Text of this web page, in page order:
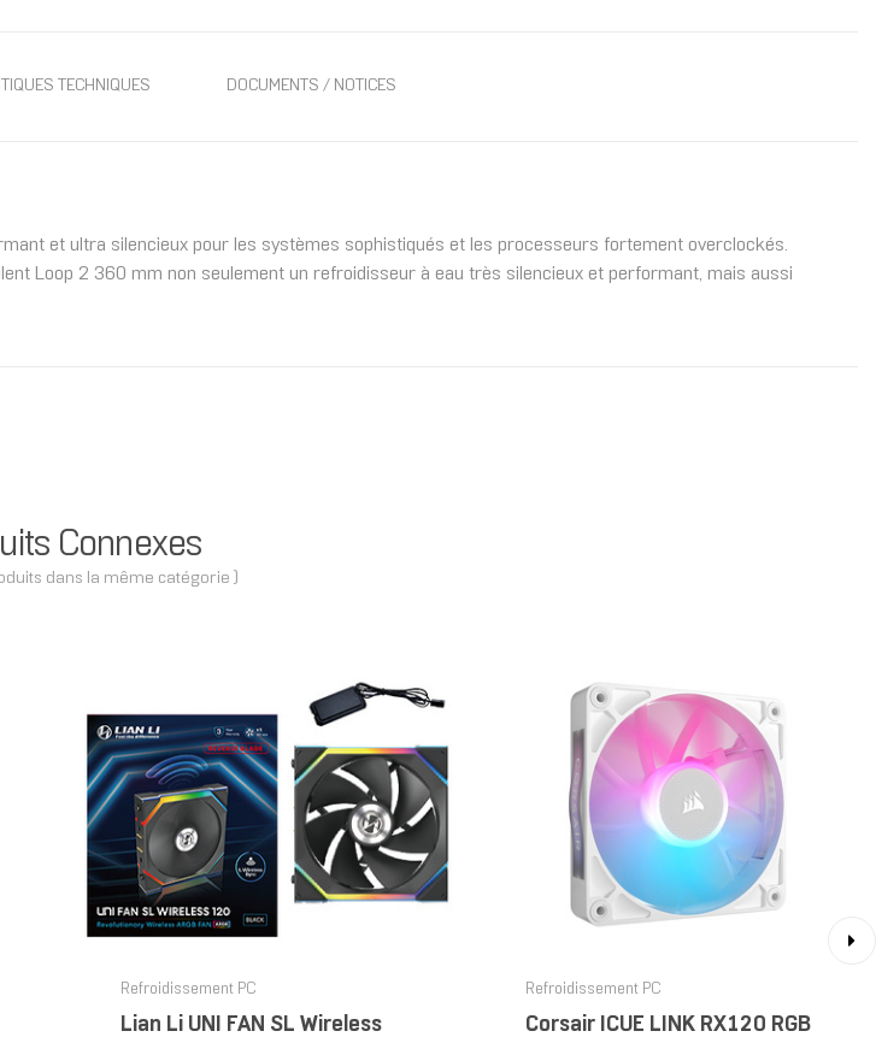
TECHNIQUES DOCUMENTS / NOTICES
et ultra silencieux pour les systèmes sophistiqués et les processeurs fortement overclockés.
Loop 2 360 mm non seulement un refroidisseur à eau très silencieux et performant, mais aussi
Connexes
dans la même catégorie )
Refroidissement PC
Lian Li UNI FAN SL Wireless
Refroidissement PC
Corsair ICUE LINK RX120 RGB